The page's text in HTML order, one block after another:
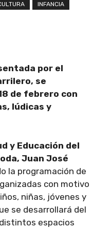
INFANCIA
por el
se
de febrero con
lúdicas y
y Educación del
Juan José
la programación de
con motivo
niñas, jóvenes y
se desarrollará del
espacios